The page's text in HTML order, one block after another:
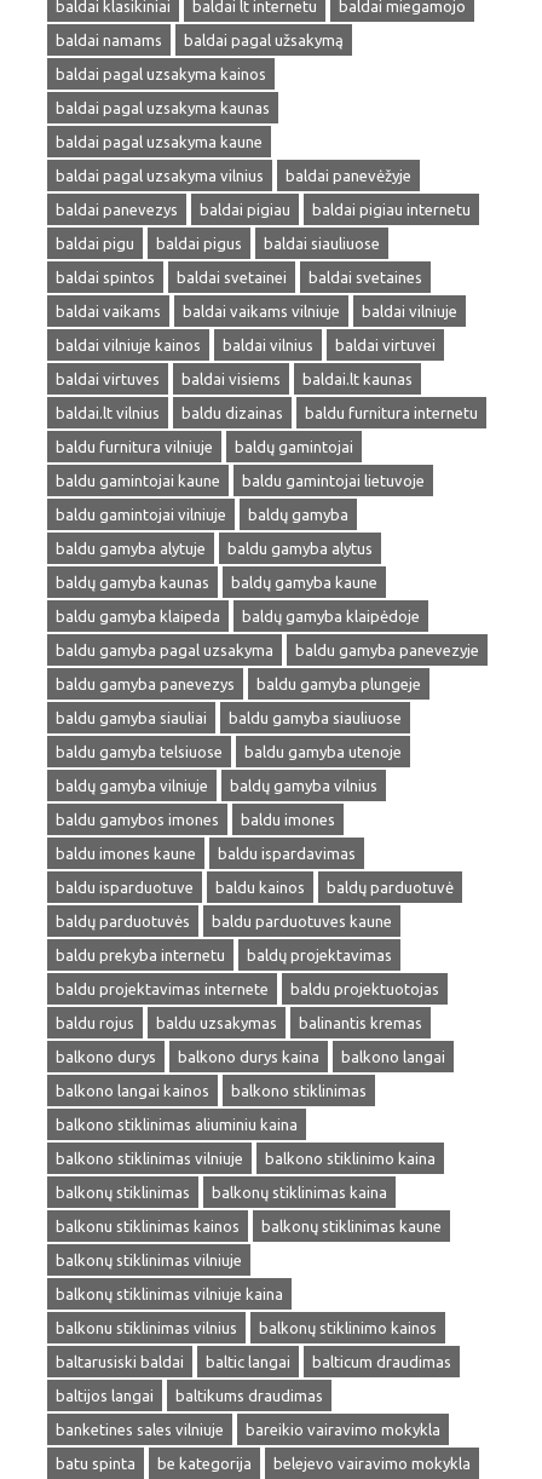
baldai klasikiniai baldai lt internetu
baldai miegamojo
baldai namams
baldai pagal užsakymą
baldai pagal uzsakyma kainos
baldai pagal uzsakyma kaunas
baldai pagal uzsakyma kaune
baldai pagal uzsakyma vilnius
baldai panevėžyje
baldai panevezys
baldai pigiau
baldai pigiau internetu
baldai pigu
baldai pigus
baldai siauliuose
baldai spintos
baldai svetainei
baldai svetaines
baldai vaikams
baldai vaikams vilniuje
baldai vilniuje
baldai vilniuje kainos
baldai vilnius
baldai virtuvei
baldai virtuves
baldai visiems
baldai.lt kaunas
baldai.lt vilnius
baldu dizainas
baldu furnitura internetu
baldu furnitura vilniuje
baldų gamintojai
baldu gamintojai kaune
baldu gamintojai lietuvoje
baldu gamintojai vilniuje
baldų gamyba
baldu gamyba alytuje
baldu gamyba alytus
baldų gamyba kaunas
baldų gamyba kaune
baldu gamyba klaipeda
baldų gamyba klaipėdoje
baldu gamyba pagal uzsakyma
baldu gamyba panevezyje
baldu gamyba panevezys
baldu gamyba plungeje
baldu gamyba siauliai
baldu gamyba siauliuose
baldu gamyba telsiuose
baldu gamyba utenoje
baldų gamyba vilniuje
baldų gamyba vilnius
baldu gamybos imones
baldu imones
baldu imones kaune
baldu ispardavimas
baldu isparduotuve
baldu kainos
baldų parduotuvė
baldų parduotuvės
baldu parduotuves kaune
baldu prekyba internetu
baldų projektavimas
baldu projektavimas internete
baldu projektuotojas
baldu rojus
baldu uzsakymas
balinantis kremas
balkono durys
balkono durys kaina
balkono langai
balkono langai kainos
balkono stiklinimas
balkono stiklinimas aliuminiu kaina
balkono stiklinimas vilniuje
balkono stiklinimo kaina
balkonų stiklinimas
balkonų stiklinimas kaina
balkonu stiklinimas kainos
balkonų stiklinimas kaune
balkonų stiklinimas vilniuje
balkonų stiklinimas vilniuje kaina
balkonu stiklinimas vilnius
balkonų stiklinimo kainos
baltarusiski baldai
baltic langai
balticum draudimas
baltijos langai
baltikums draudimas
banketines sales vilniuje
bareikio vairavimo mokykla
batu spinta
be kategorija
belejevo vairavimo mokykla